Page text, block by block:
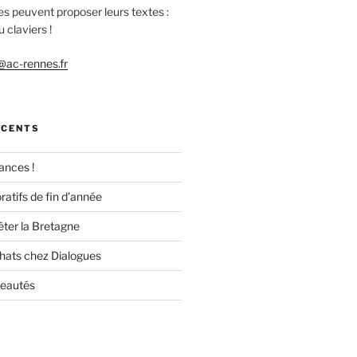
peuvent proposer leurs textes :
claviers !
rennes.fr
!
de fin d’année
la Bretagne
chez Dialogues